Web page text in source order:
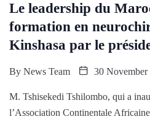
Le leadership du
formation en
Kinshasa par le
By News Team 30 November
M. Tshisekedi Tshilombo, qui a
l’Association Continentale